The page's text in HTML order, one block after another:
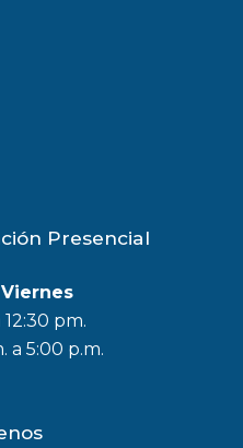
Presencial
pm.
a 5:00 p.m.